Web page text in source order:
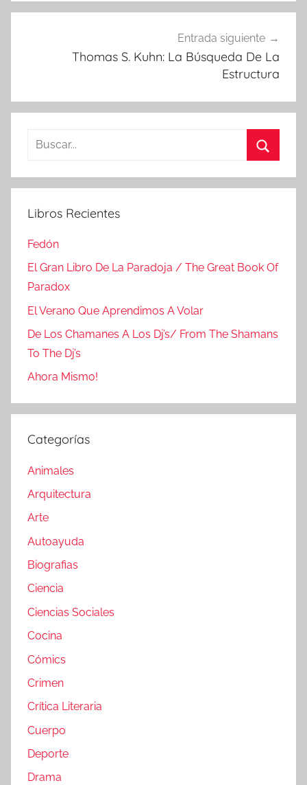
Entrada siguiente
Thomas S. Kuhn: La Búsqueda De La
Estructura
Buscar:
Libros Recientes
Fedón
El Gran Libro De La Paradoja / The Great Book Of
Paradox
El Verano Que Aprendimos A Volar
De Los Chamanes A Los Dj’s/ From The Shamans
To The Dj’s
Ahora Mismo!
Categorías
Animales
Arquitectura
Arte
Autoayuda
Biografias
Ciencia
Ciencias Sociales
Cocina
Cómics
Crimen
Crítica Literaria
Cuerpo
Deporte
Drama